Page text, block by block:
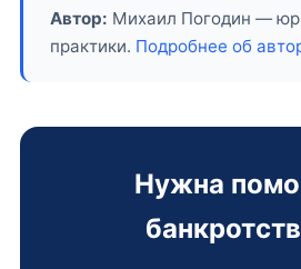
Автор: Михаил Погодин —
практики. Подробнее об
Нужна